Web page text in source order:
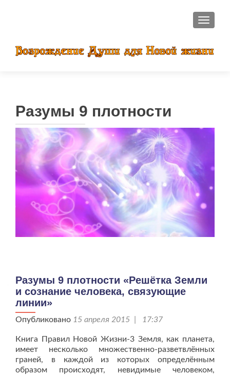
Разумы 9 плотности
Разумы 9 плотности «Решётка Земли
и сознание человека, связующие
линии»
Опубликовано 15 апреля 2015 | 17:37
Книга Правил Новой Жизни-3 Земля, как планета,
имеет несколько множественно-разветвлённых
граней, в каждой из которых определённым
образом происходят, невидимые человеком,